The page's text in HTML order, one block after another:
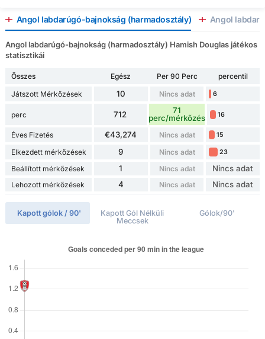
Angol labdarúgó-bajnokság (harmadosztály) Angol
Angol labdarúgó-bajnokság (harmadosztály) Hamish Douglas játékos
statisztikái
Összes Egész Per 90 Perc
percentil
Játszott Mérkőzések
10 Nincs adat 6
perc 712
71
perc/mérkőzés
16
Éves Fizetés €43,274 Nincs adat 15
Elkezdett mérkőzések 9 Nincs adat 23
Beállított mérkőzések 1 Nincs adat Nincs adat
Lehozott mérkőzések 4 Nincs adat Nincs adat
Kapott gólok / 90'
Kapott Gól Nélküli
Meccsek
Gólok/90'